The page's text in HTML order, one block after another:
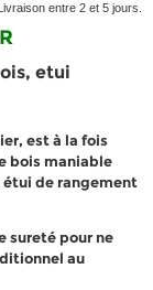
entre 2 et 5 jours.
etui
, est à la fois
bois maniable
étui de rangement
sureté pour ne
au